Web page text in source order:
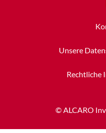
© ALCARO
Unsere
Rechtliche